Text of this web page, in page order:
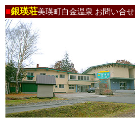
■銀瑛荘美瑛町白金温泉 お問い合せ